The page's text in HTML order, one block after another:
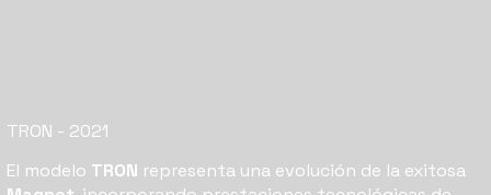
TRON - 2021
El modelo TRON representa una evolución de la exitosa